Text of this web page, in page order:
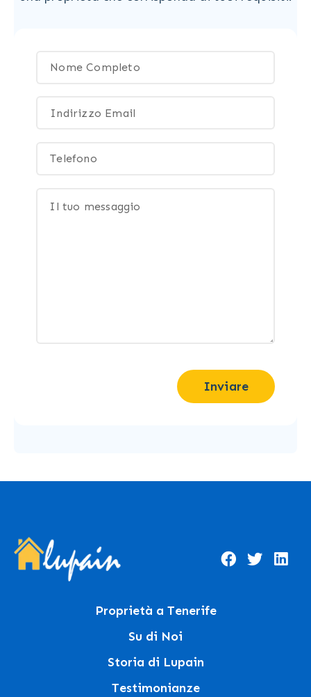
Inviare
Proprietà a Tenerife
Su di Noi
Storia di Lupain
Testimonianze